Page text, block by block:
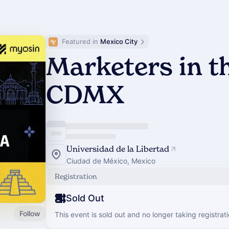
Follow
Featured in Mexico City
Marketers in
CDMX
Universidad de la Libertad
Ciudad de México, Mexico
Registration
Sold Out
This event is sold out and no longer taking